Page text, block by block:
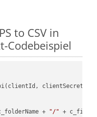
to CSV in
Codebeispiel
clientSecret);
+ "/" +